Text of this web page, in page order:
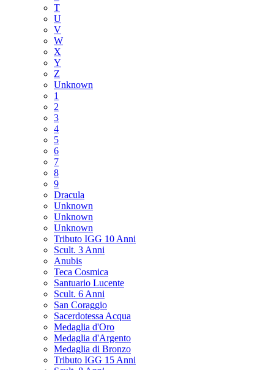
T
U
V
W
X
Y
Z
Unknown
1
2
3
4
5
6
7
8
9
Dracula
Unknown
Unknown
Unknown
Tributo IGG 10 Anni
Scult. 3 Anni
Anubis
Teca Cosmica
Santuario Lucente
Scult. 6 Anni
San Coraggio
Sacerdotessa Acqua
Medaglia d'Oro
Medaglia d'Argento
Medaglia di Bronzo
Tributo IGG 15 Anni